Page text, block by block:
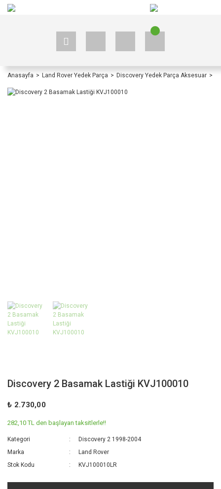
Anasayfa Land Rover Yedek Parça Discovery Yedek Parça Aksesuar
Discovery 2 Basamak Lastiği KVJ100010
₺ 2.730,00
282,10 TL den başlayan taksitlerle!!
Kategori
Discovery 2 1998-2004
Marka
Land Rover
Stok Kodu
KVJ100010LR